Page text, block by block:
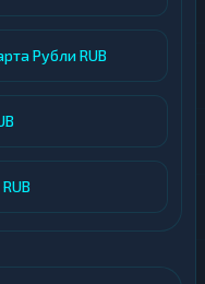
Рубли RUB